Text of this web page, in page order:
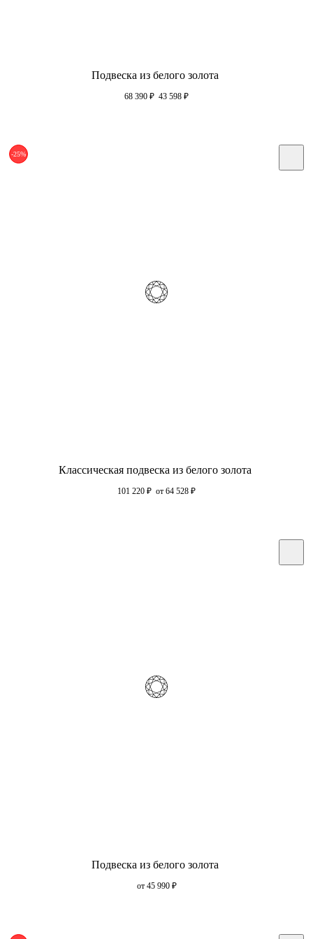
Подвеска из белого золота
68 390 ₽ 43 598 ₽
-25%
Классическая подвеска из белого золота
101 220 ₽ от 64 528 ₽
Подвеска из белого золота
от 45 990 ₽